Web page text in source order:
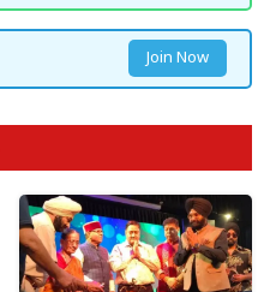
Join Now